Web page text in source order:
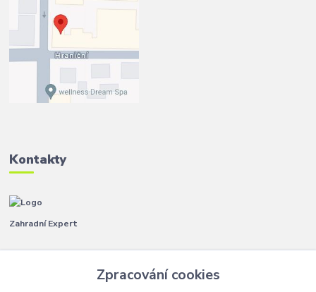
Kontakty
Zahradní Expert
Zpracování cookies